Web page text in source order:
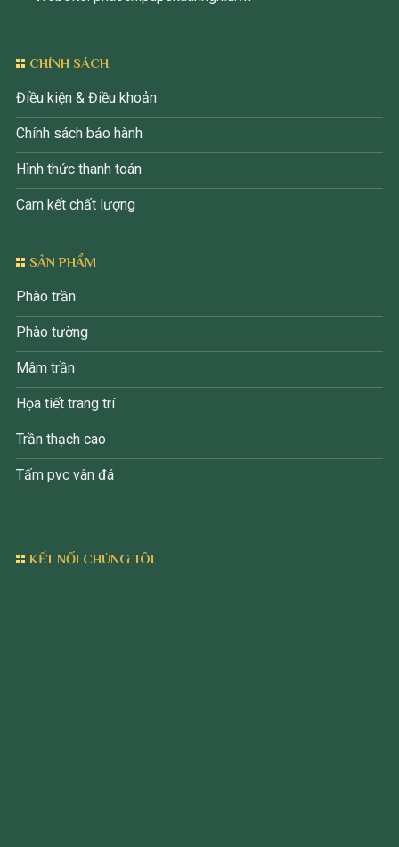
CHÍNH SÁCH
Điều kiện & Điều khoản
Chính sách bảo hành
Hình thức thanh toán
Cam kết chất lượng
SẢN PHẨM
Phào trần
Phào tường
Mâm trần
Họa tiết trang trí
Trần thạch cao
Tấm pvc vân đá
KẾT NỐI CHÚNG TÔI